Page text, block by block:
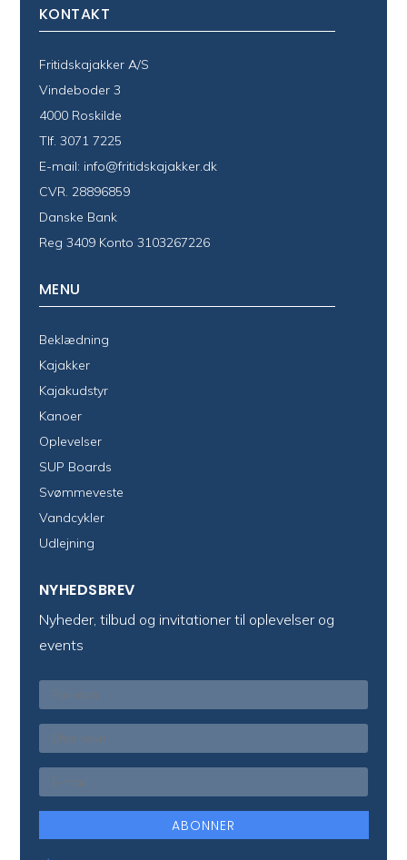
KONTAKT
Fritidskajakker A/S
Vindeboder 3
4000 Roskilde
Tlf. 3071 7225
E-mail: info@fritidskajakker.dk
CVR. 28896859
Danske Bank
Reg 3409 Konto 3103267226
MENU
Beklædning
Kajakker
Kajakudstyr
Kanoer
Oplevelser
SUP Boards
Svømmeveste
Vandcykler
Udlejning
NYHEDSBREV
Nyheder, tilbud og invitationer til oplevelser og
events
ABONNER